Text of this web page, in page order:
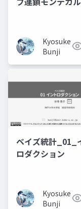
Kyosuke
Bunji
ベイズ統計_01_
ロダクション
Kyosuke
Bunji